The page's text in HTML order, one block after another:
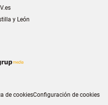
y León
de cookiesConfiguración de cookies